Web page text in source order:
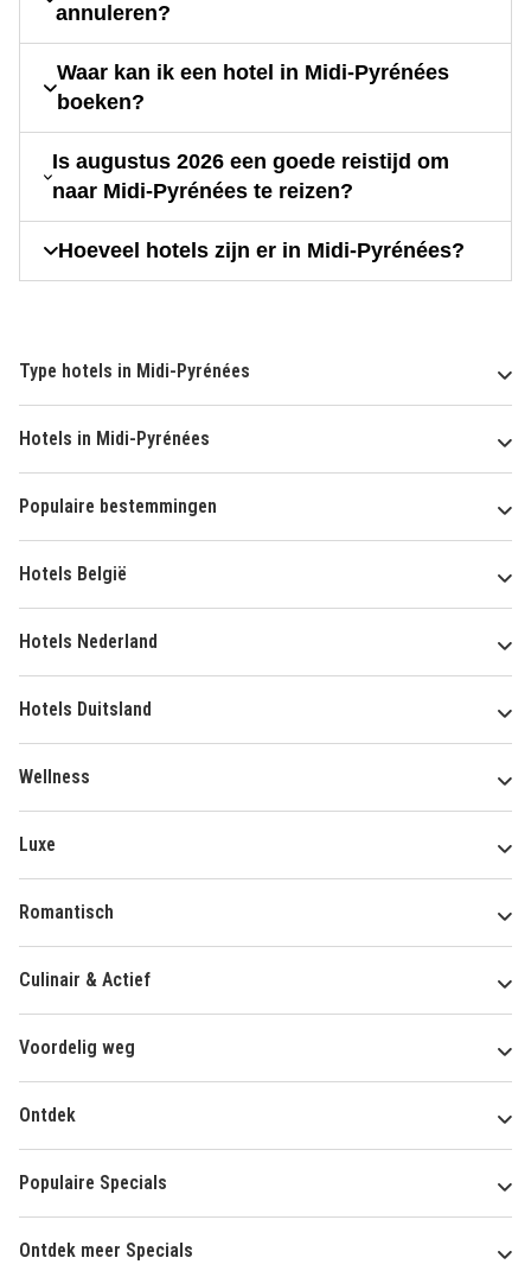
annuleren?
Waar kan ik een hotel in Midi-Pyrénées
boeken?
Is augustus 2026 een goede reistijd om
naar Midi-Pyrénées te reizen?
Hoeveel hotels zijn er in Midi-Pyrénées?
Type hotels in Midi-Pyrénées
Hotels in Midi-Pyrénées
Populaire bestemmingen
Hotels België
Hotels Nederland
Hotels Duitsland
Wellness
Luxe
Romantisch
Culinair & Actief
Voordelig weg
Ontdek
Populaire Specials
Ontdek meer Specials